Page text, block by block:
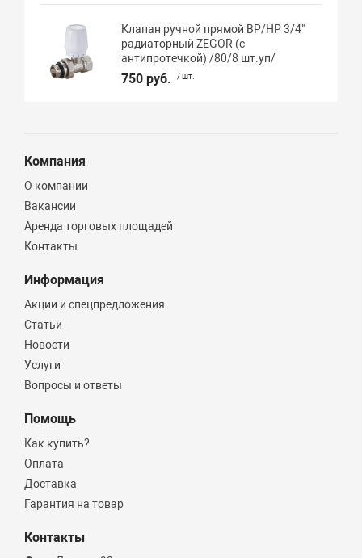
Клапан ручной прямой ВР/НР 3/4"
радиаторный ZEGOR (с
антипротечкой) /80/8 шт.уп/
750 руб. / шт.
Компания
О компании
Вакансии
Аренда торговых площадей
Контакты
Информация
Акции и спецпредложения
Статьи
Новости
Услуги
Вопросы и ответы
Помощь
Как купить?
Оплата
Доставка
Гарантия на товар
Контакты